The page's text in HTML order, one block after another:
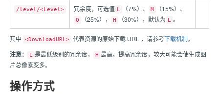
/level/<Level> 冗余度，可选值 L （7%）、 M （15%）、
Q （25%）， H （30%），默认为 L 。
其中 <DownloadURL> 代表资源的原始下载 URL ，请参考下载机制。
注意： L 是最低级别的冗余度， H 最高。提高冗余度，较大可能会使生成图
片总像素变多。
操作方式